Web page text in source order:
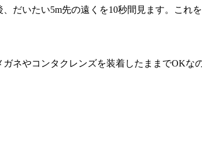
だいたい5m先の遠くを10秒間見ます。これ
ネやコンタクレンズを装着したままでOKな